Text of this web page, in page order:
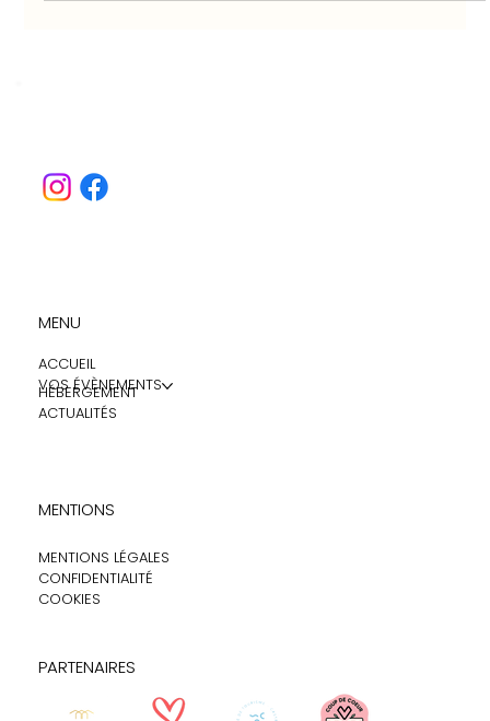
MENU
ACCUEIL
VOS ÉVÈNEMENTS
HÉBERGEMENT
ACTUALITÉS
PARTENAIRES
MENTIONS
MENTIONS LÉGALES
CONFIDENTIALITÉ
COOKIES